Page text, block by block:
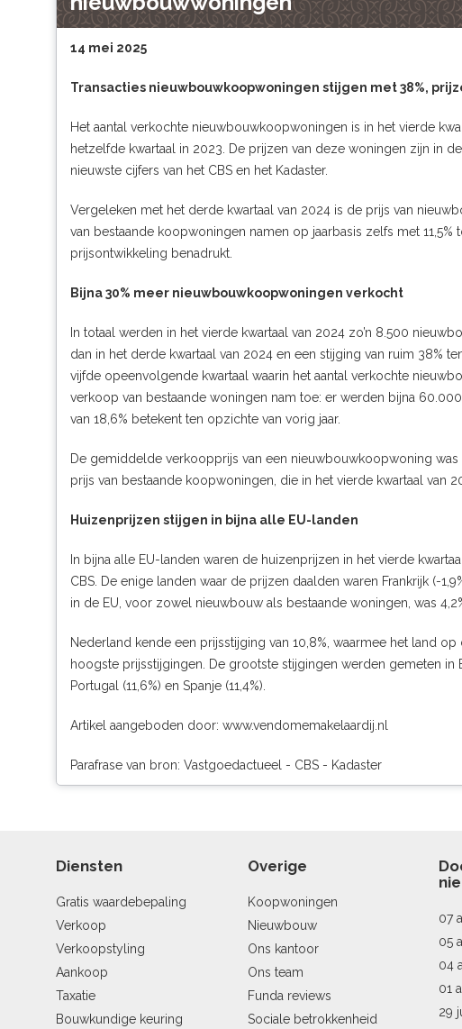
14 mei 2025
Transacties nieuwbouwkoopwoningen stijgen met 38%,
Het aantal verkochte nieuwbouwkoopwoningen is in het vierde
hetzelfde kwartaal in 2023. De prijzen van deze woningen zijn in
nieuwste cijfers van het CBS en het Kadaster.
Vergeleken met het derde kwartaal van 2024 is de prijs van
van bestaande koopwoningen namen op jaarbasis zelfs met
prijsontwikkeling benadrukt.
Bijna 30% meer nieuwbouwkoopwoningen verkocht
In totaal werden in het vierde kwartaal van 2024 zo’n 8.500
dan in het derde kwartaal van 2024 en een stijging van ruim 38%
vijfde opeenvolgende kwartaal waarin het aantal verkochte
verkoop van bestaande woningen nam toe: er werden bijna
van 18,6% betekent ten opzichte van vorig jaar.
De gemiddelde verkoopprijs van een nieuwbouwkoopwoning
prijs van bestaande koopwoningen, die in het vierde kwartaal van
Huizenprijzen stijgen in bijna alle EU-landen
In bijna alle EU-landen waren de huizenprijzen in het vierde
CBS. De enige landen waar de prijzen daalden waren Frankrijk (-
in de EU, voor zowel nieuwbouw als bestaande woningen, was
Nederland kende een prijsstijging van 10,8%, waarmee het land
hoogste prijsstijgingen. De grootste stijgingen werden gemeten in
Portugal (11,6%) en Spanje (11,4%).
Artikel aangeboden door: www.vendomemakelaardij.nl
Parafrase van bron: Vastgoedactueel - CBS - Kadaster
Diensten
Gratis waardebepaling
Verkoop
Verkoopstyling
Aankoop
Taxatie
Bouwkundige keuring
Overige
Koopwoningen
Nieuwbouw
Ons kantoor
Ons team
Funda reviews
Sociale betrokkenheid
07
05
04
01
29